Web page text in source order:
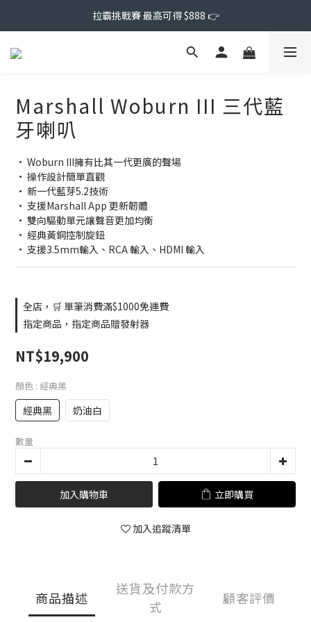
拉霸挑戰賽 最高可得 $888 👉
Marshall Woburn III 三代藍
牙喇叭
• Woburn III擁有比其一代更廣的聲場
• 操作設計簡單直觀
• 新一代藍芽5.2技術
• 支援Marshall App 更新韌體
• 雙向驅動單元讓聲音更加均衡
• 經典黃銅控制旋鈕
• 支援3.5mm輸入、RCA 輸入、HDMI 輸入
全店，🛒 單筆消費滿$1000免運費
指定商品，指定商品贈發射器
NT$19,900
顏色 : 經典黑
經典黑 奶油白
數量
加入購物車 立即購買
加入追蹤清單
商品描述
送貨及付款方
式
顧客評價